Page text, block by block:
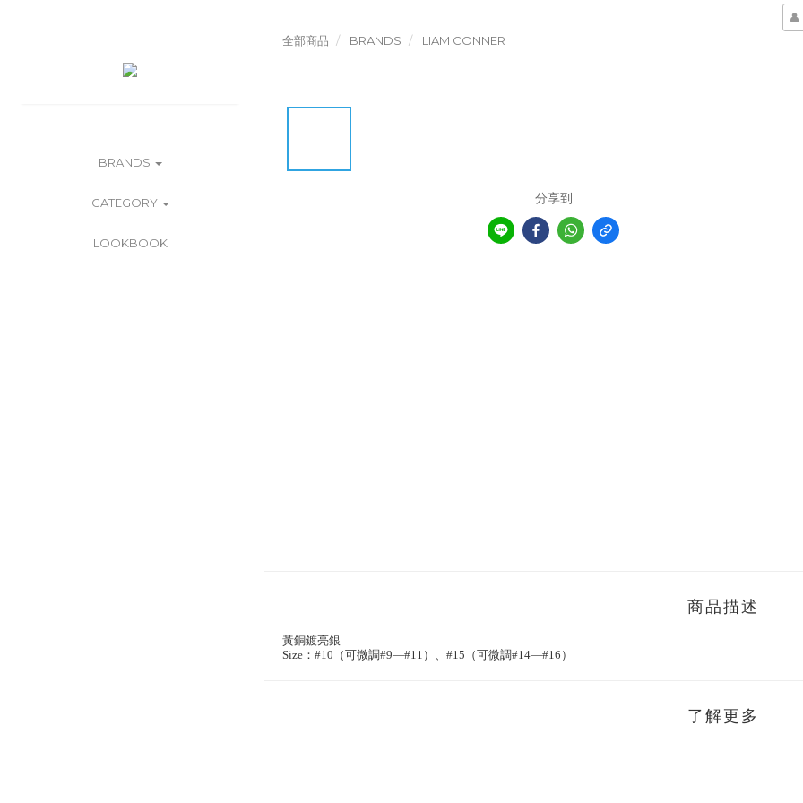
BRANDS
CATEGORY
LOOKBOOK
全部商品 BRANDS LIAM CONNER
分享到
商品描述
黃銅鍍亮銀
Size：#10（可微調#9—#11）、#15（可微調#14—#16）
了解更多